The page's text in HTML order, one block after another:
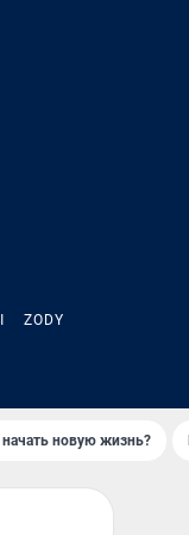
ZODY
начать новую жизнь?